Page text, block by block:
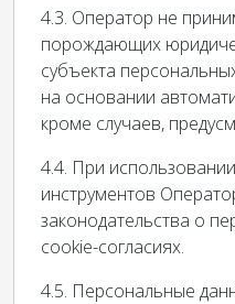
4.3. Оператор не
порождающих
субъекта
на основании
кроме случаев,
4.4. При
инструментов
законодательства о
cookie-согласиях.
4.5. Персональные